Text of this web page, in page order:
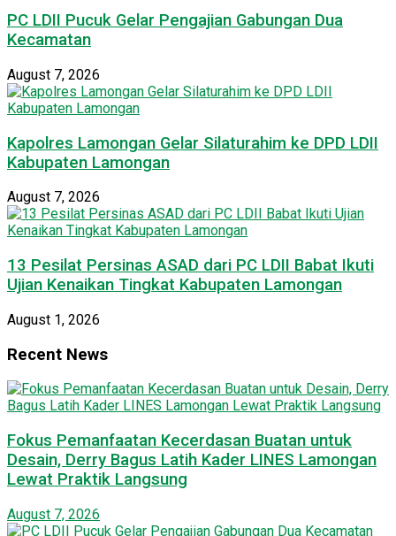
PC LDII Pucuk Gelar Pengajian Gabungan Dua
Kecamatan
August 7, 2026
Kapolres Lamongan Gelar Silaturahim ke DPD LDII
Kabupaten Lamongan
August 7, 2026
13 Pesilat Persinas ASAD dari PC LDII Babat Ikuti
Ujian Kenaikan Tingkat Kabupaten Lamongan
August 1, 2026
Recent News
Fokus Pemanfaatan Kecerdasan Buatan untuk
Desain, Derry Bagus Latih Kader LINES Lamongan
Lewat Praktik Langsung
August 7, 2026